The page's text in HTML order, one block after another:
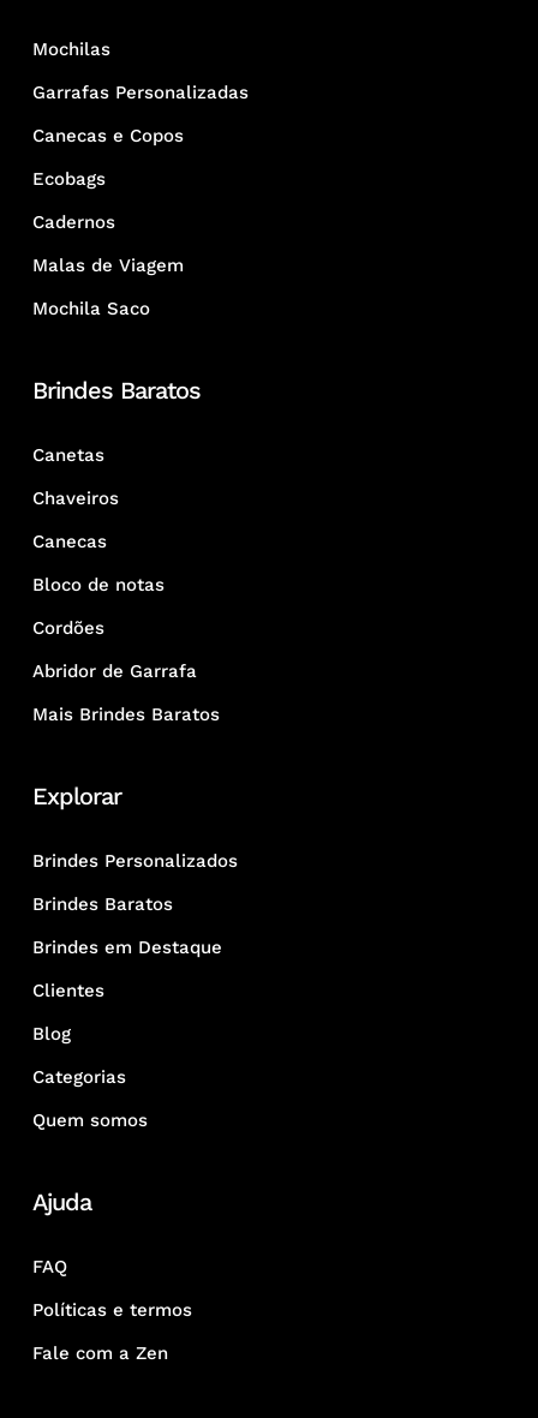
Mochilas
Garrafas Personalizadas
Canecas e Copos
Ecobags
Cadernos
Malas de Viagem
Mochila Saco
Brindes Baratos
Canetas
Chaveiros
Canecas
Bloco de notas
Cordões
Abridor de Garrafa
Mais Brindes Baratos
Explorar
Brindes Personalizados
Brindes Baratos
Brindes em Destaque
Clientes
Blog
Categorias
Quem somos
Ajuda
FAQ
Políticas e termos
Fale com a Zen